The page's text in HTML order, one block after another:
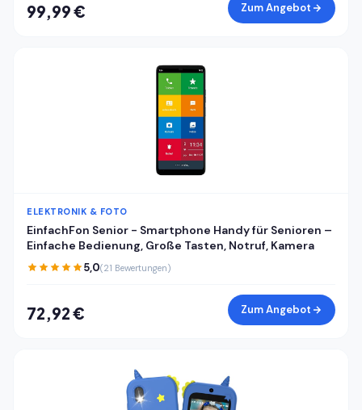
99,99 € Zum Angebot
ELEKTRONIK & FOTO
EinfachFon Senior - Smartphone Handy für Senioren –
Einfache Bedienung, Große Tasten, Notruf, Kamera
5,0(21 Bewertungen)
72,92 € Zum Angebot